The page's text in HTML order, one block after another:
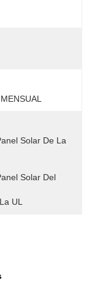
Solar De La
Solar Del
UL